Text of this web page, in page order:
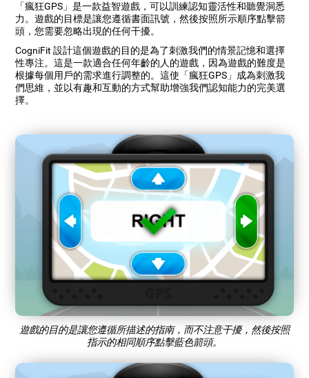
「瘋狂GPS」是一款益智遊戲，可以訓練認知靈活性和聽覺洞悉
力。遊戲的目標是讓您遵循書面訊號，然後按照所示順序點擊箭
頭，您需要忽略出現的任何干擾。
CogniFit 設計這個遊戲的目的是為了刺激我們的情景記憶和選擇
性專注。這是一款適合任何年齡的人的遊戲，因為遊戲的難度是
根據每個用戶的需求進行調整的。這使「瘋狂GPS」成為刺激我
們思維，並以有趣和互動的方式幫助增強我們認知能力的完美選
擇。
遊戲的目的是讓您遵循所描述的指南，而不注意干擾，然後按照
指示的相同順序點擊藍色箭頭。